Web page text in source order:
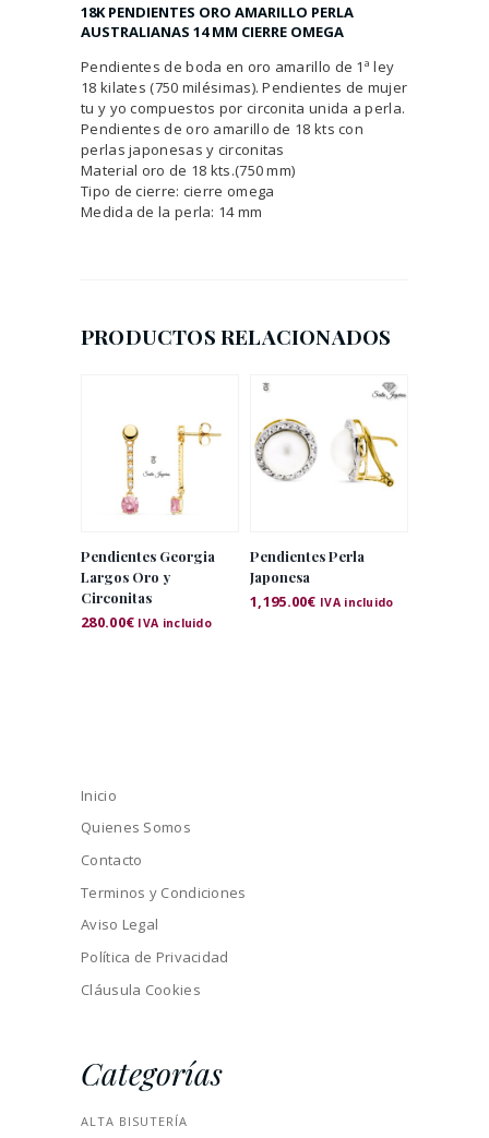
18K PENDIENTES ORO AMARILLO PERLA
AUSTRALIANAS 14 MM CIERRE OMEGA
Pendientes de boda en oro amarillo de 1ª ley
18 kilates (750 milésimas). Pendientes de mujer
tu y yo compuestos por circonita unida a perla.
Pendientes de oro amarillo de 18 kts con
perlas japonesas y circonitas
Material oro de 18 kts.(750 mm)
Tipo de cierre: cierre omega
Medida de la perla: 14 mm
PRODUCTOS RELACIONADOS
Pendientes Georgia
Largos Oro y
Circonitas
280.00€ IVA incluido
Pendientes Perla
Japonesa
1,195.00€ IVA incluido
Inicio
Quienes Somos
Contacto
Terminos y Condiciones
Aviso Legal
Política de Privacidad
Cláusula Cookies
Categorías
ALTA BISUTERÍA